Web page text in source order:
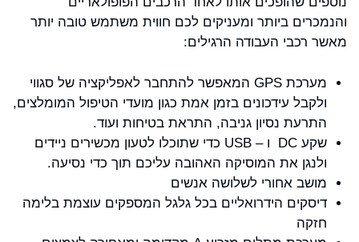
והנמכרים ביותר ומעניקים לכם חווית משתמש טובה יותר
מאשר רכבי העבודה הרגילים:
מערכת GPS המאפשר להתחבר לאפליקציה של סגווי
ולקבל עידכונים בזמן אמת כגון מועדי הטיפול המומלצים,
התרעת נסיון גניבה, התראת בטיחות ועוד.
שקע DC ו – USB כדי שתוכלו לטעון מכשירים ניידים
ולנגן את המוסיקה האהובה עליכם תוך כדי נסיעה.
מושב אחורי לשלושה אנשים
דיסקים הידרואליים בכל גלגל המספקים עוצמת בלימה
חזקה